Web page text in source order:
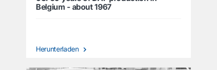
Belgium - about 1967
Herunterladen